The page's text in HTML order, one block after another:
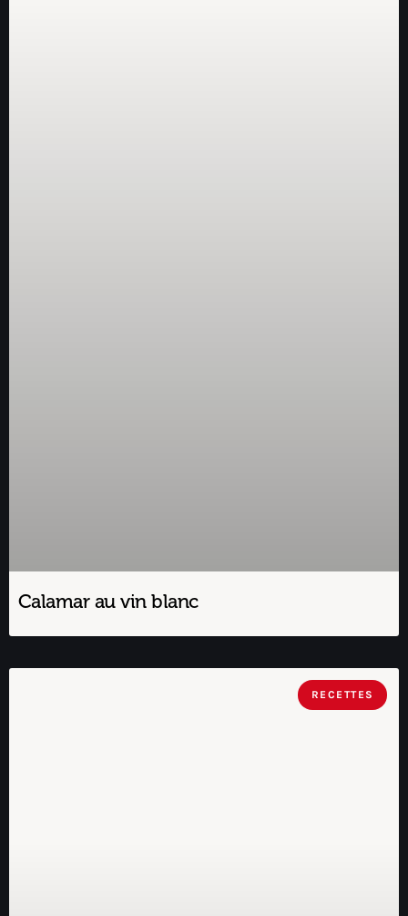
Calamar au vin blanc
RECETTES